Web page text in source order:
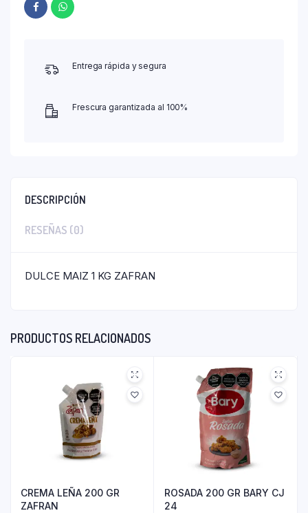
Entrega rápida y segura
Frescura garantizada al 100%
DESCRIPCIÓN
RESEÑAS (0)
DULCE MAIZ 1 KG ZAFRAN
PRODUCTOS RELACIONADOS
CREMA LEÑA 200 GR
ZAFRAN
ROSADA 200 GR BARY CJ
24